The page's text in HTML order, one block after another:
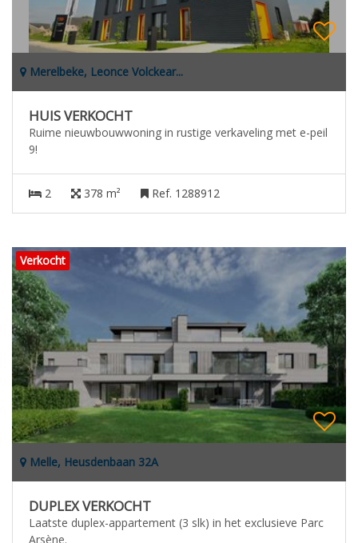
Merelbeke, Leonce Volckear...
HUIS VERKOCHT
Ruime nieuwbouwwoning in rustige verkaveling met e-peil
9!
2 378 m² Ref. 1288912
Verkocht
Melle, Heusdenbaan 32A
DUPLEX VERKOCHT
Laatste duplex-appartement (3 slk) in het exclusieve Parc
Arsène.